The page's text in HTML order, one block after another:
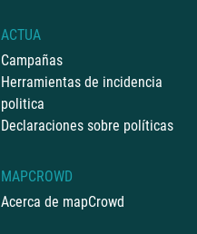
ACTUA
Campañas
Herramientas de incidencia
politica
Declaraciones sobre políticas
MAPCROWD
Acerca de mapCrowd